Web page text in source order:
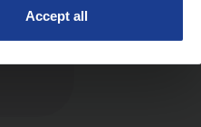
Accept all